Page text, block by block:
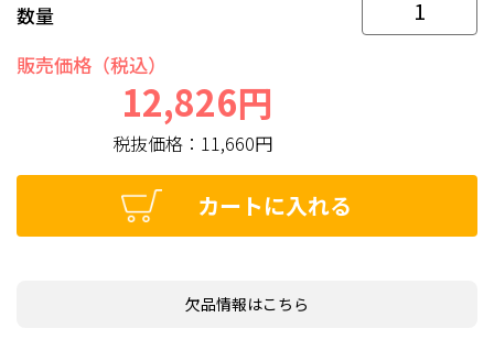
数量
販売価格（税込）
12,826円
税抜価格： 11,660円
カートに入れる
欠品情報はこちら